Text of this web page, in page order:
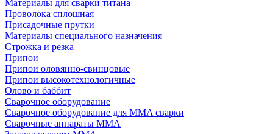
Материалы для сварки титана
Проволока сплошная
Присадочные прутки
Материалы специального назначения
Строжка и резка
Припои
Припои оловянно-свинцовые
Припои высокотехнологичные
Олово и баббит
Сварочное оборудование
Сварочное оборудование для MMA сварки
Сварочные аппараты MMA